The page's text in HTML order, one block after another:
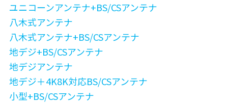
ユニコーンアンテナ+BS/CSアンテナ
八木式アンテナ
八木式アンテナ+BS/CSアンテナ
地デジ+BS/CSアンテナ
地デジアンテナ
地デジ＋4K8K対応BS/CSアンテナ
小型+BS/CSアンテナ